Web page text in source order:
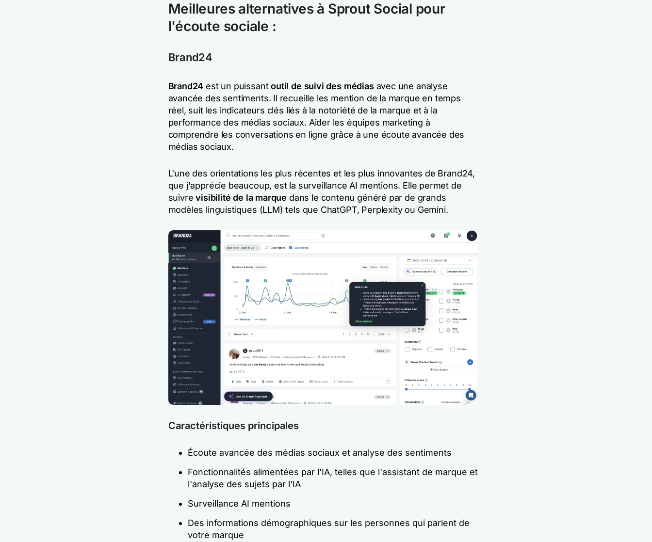
Meilleures alternatives à Sprout Social pour
l'écoute sociale :
Brand24
Brand24 est un puissantoutil de suivi des médias avec une analyse
avancée des sentiments. Il recueille les mention de la marque en temps
réel, suit les indicateurs clés liés à la notoriété de la marque et à la
performance des médias sociaux. Aider les équipes marketing à
comprendre les conversations en ligne grâce à une écoute avancée des
médias sociaux.
L'une des orientations les plus récentes et les plus innovantes de Brand24,
que j'apprécie beaucoup, est la surveillance AI mentions. Elle permet de
suivrevisibilité de la marque dans le contenu généré par de grands
modèles linguistiques (LLM) tels que ChatGPT, Perplexity ou Gemini.
Caractéristiques principales
Écoute avancée des médias sociaux et analyse des sentiments
Fonctionnalités alimentées par l'IA, telles que l'assistant de marque et
l'analyse des sujets par l'IA
Surveillance AI mentions
Des informations démographiques sur les personnes qui parlent de
votre marque